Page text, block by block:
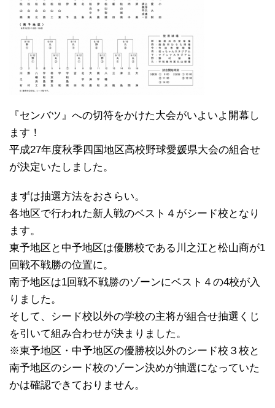
『センバツ』への切符をかけた大会がいよいよ開幕し
ます！
平成27年度秋季四国地区高校野球愛媛県大会の組合せ
が決定いたしました。
まずは抽選方法をおさらい。
各地区で行われた新人戦のベスト４がシード校となり
ます。
東予地区と中予地区は優勝校である川之江と松山商が1
回戦不戦勝の位置に。
南予地区は1回戦不戦勝のゾーンにベスト４の4校が入
りました。
そして、シード校以外の学校の主将が組合せ抽選くじ
を引いて組み合わせが決まりました。
※東予地区・中予地区の優勝校以外のシード校３校と
南予地区のシード校のゾーン決めが抽選になっていた
かは確認できておりません。